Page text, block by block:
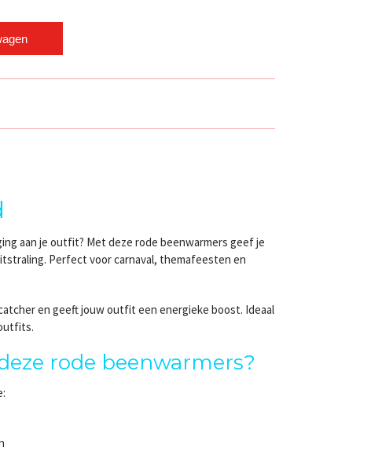
aan je outfit? Met deze rode beenwarmers geef je
Perfect voor carnaval, themafeesten en
en geeft jouw outfit een energieke boost. Ideaal
rode beenwarmers?